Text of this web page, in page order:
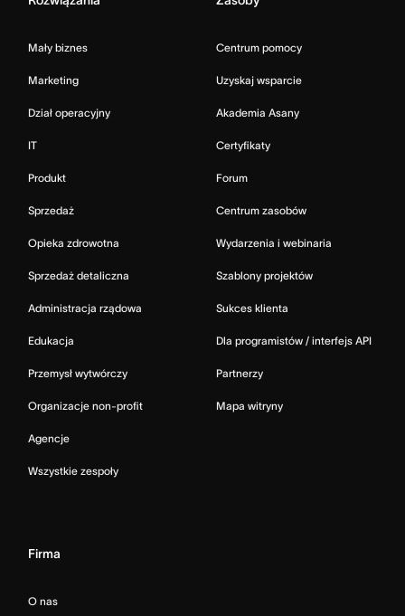
Mały biznes
Marketing
Dział operacyjny
IT
Produkt
Sprzedaż
Opieka zdrowotna
Sprzedaż detaliczna
Administracja rządowa
Edukacja
Przemysł wytwórczy
Organizacje non-profit
Agencje
Wszystkie zespoły
Centrum pomocy
Uzyskaj wsparcie
Akademia Asany
Certyfikaty
Forum
Centrum zasobów
Wydarzenia i webinaria
Szablony projektów
Sukces klienta
Dla programistów / interfejs API
Partnerzy
Mapa witryny
Firma
O nas